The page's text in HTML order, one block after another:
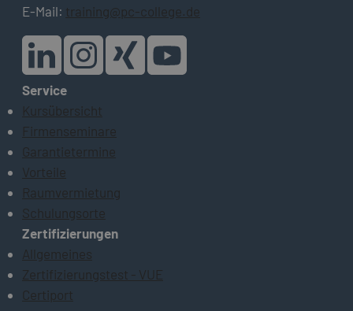
E-Mail: training@pc-college.de
Service
Kursübersicht
Firmenseminare
Garantietermine
Vorteile
Raumvermietung
Schulungsorte
Zertifizierungen
Allgemeines
Zertifizierungstest - VUE
Certiport